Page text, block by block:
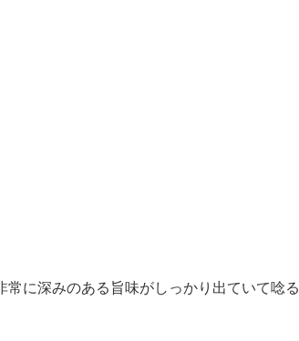
に深みのある旨味がしっかり出ていて唸る